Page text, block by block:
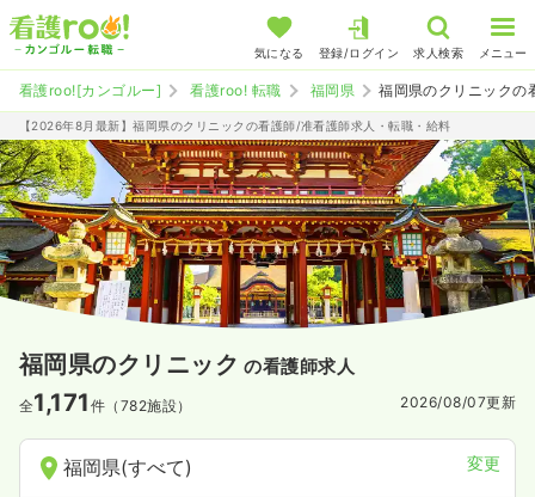
気になる 登録/ログイン 求人検索 メニュー
看護roo![カンゴルー] 看護roo! 転職 福岡県 福岡県のクリニックの
【2026年8月最新】福岡県のクリニックの看護師/准看護師求人・転職・給料
福岡県のクリニック の看護師求人
全1,171 件（782施設） 2026/08/07更新
福岡県(すべて) 変更